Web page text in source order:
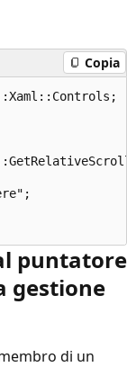
Copia
puntatore
gestione
di un